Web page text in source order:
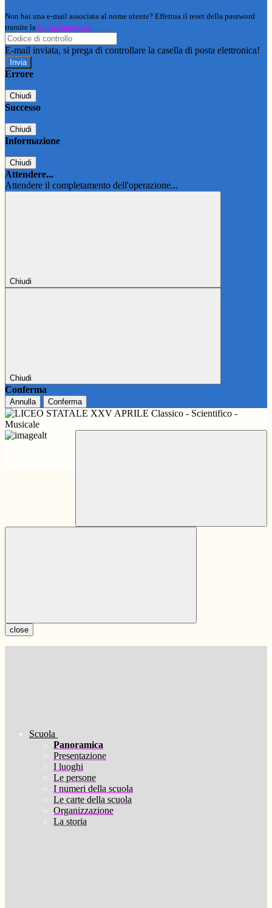
Non hai una e-mail associata al nome utente? Effettua il reset della password
tramite la Login Spaggiari
E-mail inviata, si prega di controllare la casella di posta elettronica!
Errore
Chiudi
Successo
Chiudi
Informazione
Chiudi
Attendere...
Attendere il completamento dell'operazione...
Chiudi
Chiudi
Conferma
Annulla Conferma
close
Scuola
Panoramica
Presentazione
I luoghi
Le persone
I numeri della scuola
Le carte della scuola
Organizzazione
La storia